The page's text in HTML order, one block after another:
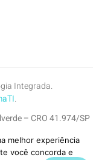
Integrada.
.
– CRO 41.974/SP
SP
melhor experiência
você concorda e